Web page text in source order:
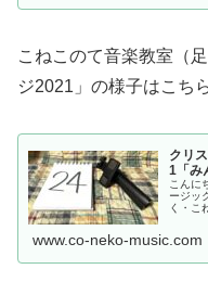
こねこのて音楽教室（
ジ2021」の様子はこち
クリ
1「み
こんに
ージッ
く・こ
www.co-neko-music.com